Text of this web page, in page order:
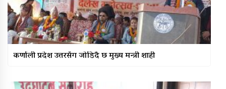
कर्णाली प्रदेश उत्तरसँग जोडिदै छ मुख्य मन्त्री शाही